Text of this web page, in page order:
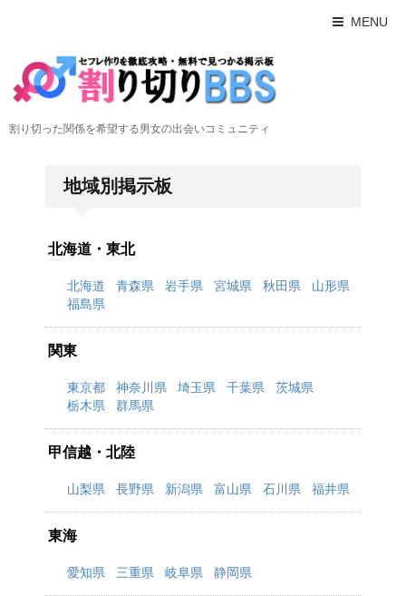
MENU
割り切った関係を希望する男女の出会いコミュニティ
地域別掲示板
北海道・東北
北海道 青森県 岩手県 宮城県 秋田県
山形県
福島県
関東
東京都 神奈川県 埼玉県 千葉県
茨城県
栃木県
群馬県
甲信越・北陸
山梨県 長野県 新潟県 富山県 石川県 福井県
東海
愛知県 三重県 岐阜県 静岡県